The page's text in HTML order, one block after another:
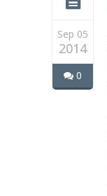
Sep 05
2014
0